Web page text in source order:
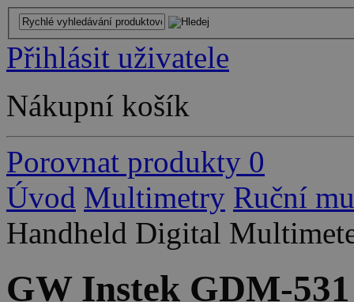
Přihlásit uživatele
Nákupní košík
Porovnat produkty 0
Úvod Multimetry Ruční
Handheld Digital
GW Instek GDM-